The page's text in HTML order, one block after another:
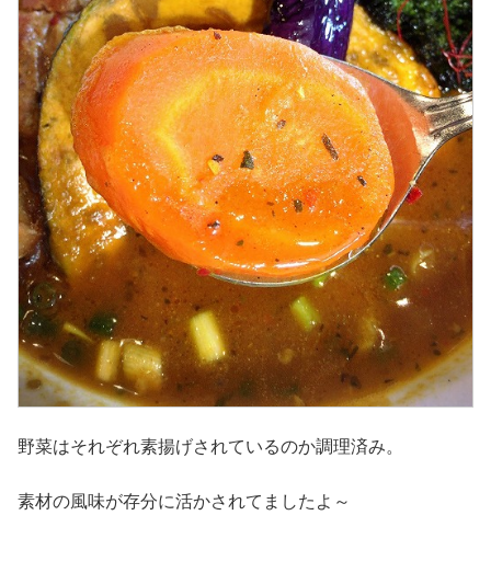
野菜はそれぞれ素揚げされているのか調理済み。
素材の風味が存分に活かされてましたよ～